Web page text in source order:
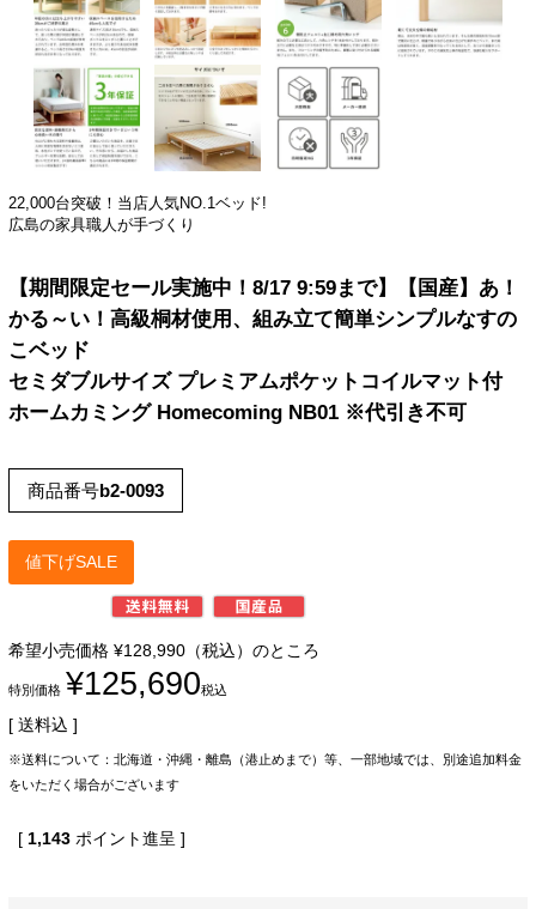
22,000台突破！当店人気NO.1ベッド!
広島の家具職人が手づくり
【期間限定セール実施中！8/17 9:59まで】【国産】あ！
かる～い！高級桐材使用、組み立て簡単シンプルなすの
こベッド
セミダブルサイズ プレミアムポケットコイルマット付
ホームカミング Homecoming NB01 ※代引き不可
商品番号b2-0093
値下げSALE
希望小売価格 ¥128,990 （税込）のところ
特別価格 ¥125,690税込
送料込
※送料について：北海道・沖縄・離島（港止めまで）等、一部地域では、別途追加料金
をいただく場合がございます
[ 1,143 ポイント進呈 ]